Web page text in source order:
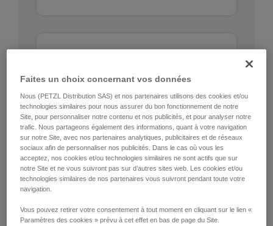
Faites un choix concernant vos données
Nous (PETZL Distribution SAS) et nos partenaires utilisons des cookies et/ou
technologies similaires pour nous assurer du bon fonctionnement de notre
Site, pour personnaliser notre contenu et nos publicités, et pour analyser notre
trafic. Nous partageons également des informations, quant à votre navigation
sur notre Site, avec nos partenaires analytiques, publicitaires et de réseaux
sociaux afin de personnaliser nos publicités. Dans le cas où vous les
acceptez, nos cookies et/ou technologies similaires ne sont actifs que sur
notre Site et ne vous suivront pas sur d’autres sites web. Les cookies et/ou
technologies similaires de nos partenaires vous suivront pendant toute votre
navigation.
Vous pouvez retirer votre consentement à tout moment en cliquant sur le lien «
Paramètres des cookies » prévu à cet effet en bas de page du Site.